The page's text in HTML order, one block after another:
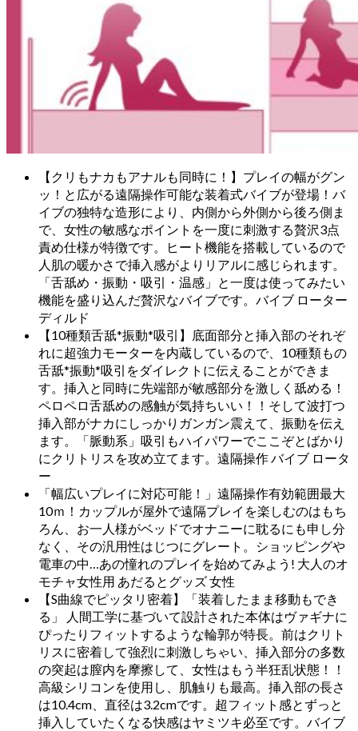
【クリもナカもアナルも同時に！】プレイの幅がグン
ッ！と広がる遠隔操作可能な装着式バイブが登場！バ
イブの独特な造形により、内側から外側から後ろ側ま
で、女性の敏感なポイントを一度に刺激する贅沢3点
責め仕様が特徴です。ヒート機能を搭載しているので
人肌の暖かさで挿入感がよりリアルに感じられます。
「舌舐め・振動・吸引・温感」と一度は使ってみたい
機能を盛り込んだ贅沢なバイブです。バイブ ローター
ディルド
【10種類舌舐*振動*吸引】底面部分と挿入部のそれぞ
れに超強力モーターを内蔵しているので、10種類もの
舌舐*振動*吸引をダイレクトに伝えることができま
す。挿入と同時に先端部が敏感部分を激しく舐める！
ペロペロ舌舐めの感触が気持ちいい！！そして波打つ
挿入部がナカにしっかりガンガン震えて、振動を伝え
ます。「脈動系」吸引もハイパワーでここぞとばかり
にクリトリスを攻め立てます。遠隔操作 バイブ ロータ
ー
「幅広いプレイに対応可能！」遠隔操作有効範囲最大
10ｍ！カップルが屋外で遠隔プレイを楽しむのはもち
ろん、お一人様がベッドでオナニーに耽るにも申し分
なく、その汎用性はじつにグレート。ショッピングや
電車の中…あの憧れのプレイを始めてみよう! 大人のオ
モチャ女性用 あだるとグッズ 女性
【S曲線でピッタリ密着】「装着したまま移動もでき
る」 人間工学に基づいて設計された本体はヴァギナに
ぴったりフィットするような輪郭が特長。前はクリト
リスに密着して強烈に刺激しちゃい、挿入部分の多数
の突起は膣内を摩擦して、女性はもう半狂乱状態！！
高級シリコンを使用し、肌触りも最高。挿入部の長さ
は10.4cm、直径は3.2cmです。超フィット感とずっと
挿入していたくなる快感はヤミツキ必至です。バイブ